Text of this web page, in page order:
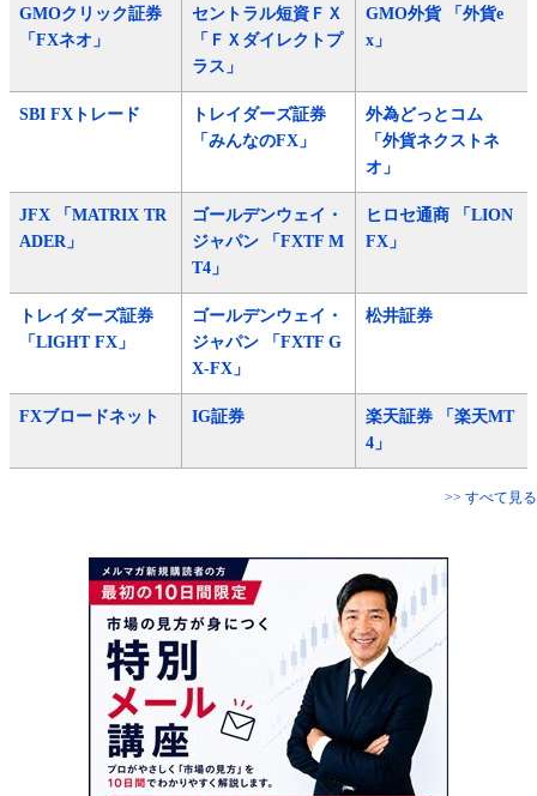
GMOクリック証券
「FXネオ」
セントラル短資ＦＸ
「ＦＸダイレクトプ
ラス」
GMO外貨 「外貨e
x」
SBI FXトレード
トレイダーズ証券
「みんなのFX」
外為どっとコム
「外貨ネクストネ
オ」
JFX 「MATRIX TR
ADER」
ゴールデンウェイ・
ジャパン 「FXTF M
T4」
ヒロセ通商 「LION
FX」
トレイダーズ証券
「LIGHT FX」
ゴールデンウェイ・
ジャパン 「FXTF G
X-FX」
松井証券
FXブロードネット IG証券
楽天証券 「楽天MT
4」
>> すべて見る